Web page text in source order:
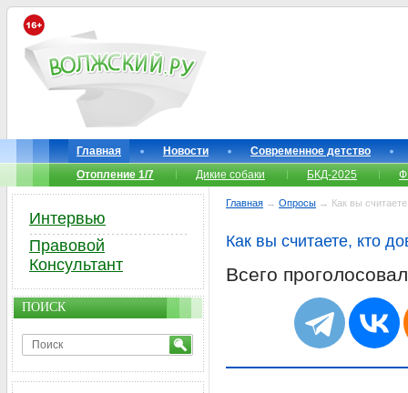
Главная Новости
Современное детство
Отопление 1/7
Дикие собаки БКД-2025
Главная → Опросы → Как вы
Как вы считаете, кто
Всего
Интервью
Правовой
Консультант
ПОИСК